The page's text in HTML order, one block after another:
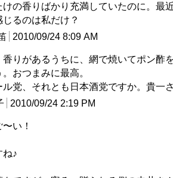
けの香りばかり充満していたのに。最
じるのは私だけ？
2010/09/24 8:09 AM
香りがあるうちに、網で焼いてポン酢
。おつまみに最高。
ル党、それとも日本酒党ですか。貴一
2010/09/24 2:19 PM
い！
ね♪